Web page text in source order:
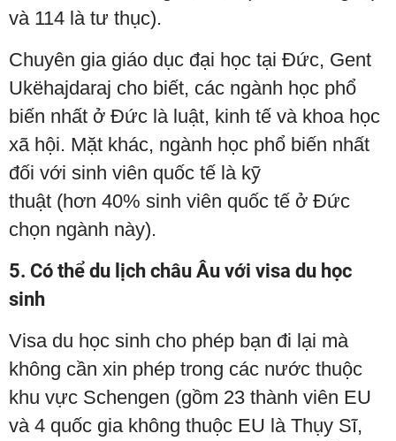
và 114 là tư thục).
Chuyên gia giáo dục đại học tại Đức, Gent
Ukëhajdaraj cho biết, các ngành học phổ
biến nhất ở Đức là luật, kinh tế và khoa học
xã hội. Mặt khác, ngành học phổ biến nhất
đối với sinh viên quốc tế là kỹ
thuật (hơn 40% sinh viên quốc tế ở Đức
chọn ngành này).
5. Có thể du lịch châu Âu với visa du học
sinh
Visa du học sinh cho phép bạn đi lại mà
không cần xin phép trong các nước thuộc
khu vực Schengen (gồm 23 thành viên EU
và 4 quốc gia không thuộc EU là Thụy Sĩ,